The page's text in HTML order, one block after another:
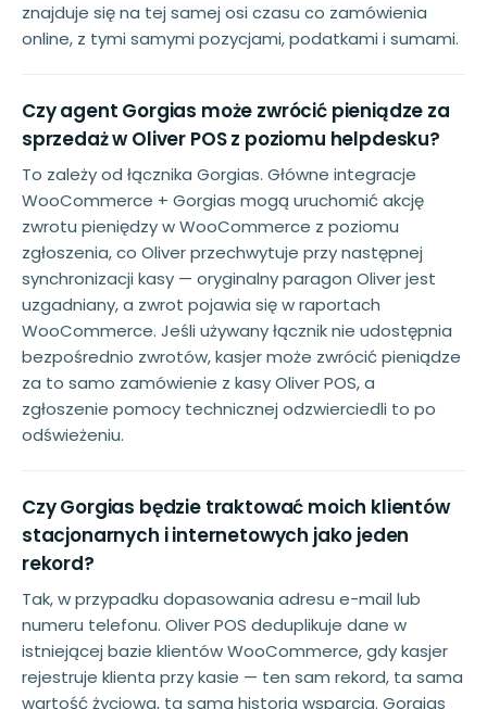
znajduje się na tej samej osi czasu co zamówienia
online, z tymi samymi pozycjami, podatkami i sumami.
Czy agent Gorgias może zwrócić pieniądze za
sprzedaż w Oliver POS z poziomu helpdesku?
To zależy od łącznika Gorgias. Główne integracje
WooCommerce + Gorgias mogą uruchomić akcję
zwrotu pieniędzy w WooCommerce z poziomu
zgłoszenia, co Oliver przechwytuje przy następnej
synchronizacji kasy — oryginalny paragon Oliver jest
uzgadniany, a zwrot pojawia się w raportach
WooCommerce. Jeśli używany łącznik nie udostępnia
bezpośrednio zwrotów, kasjer może zwrócić pieniądze
za to samo zamówienie z kasy Oliver POS, a
zgłoszenie pomocy technicznej odzwierciedli to po
odświeżeniu.
Czy Gorgias będzie traktować moich klientów
stacjonarnych i internetowych jako jeden
rekord?
Tak, w przypadku dopasowania adresu e-mail lub
numeru telefonu. Oliver POS deduplikuje dane w
istniejącej bazie klientów WooCommerce, gdy kasjer
rejestruje klienta przy kasie — ten sam rekord, ta sama
wartość życiowa, ta sama historia wsparcia. Gorgias